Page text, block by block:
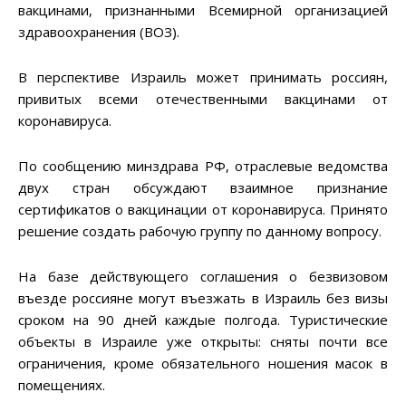
вакцинами, признанными Всемирной организацией
здравоохранения (ВОЗ).
В перспективе Израиль может принимать россиян,
привитых всеми отечественными вакцинами от
коронавируса.
По сообщению минздрава РФ, отраслевые ведомства
двух стран обсуждают взаимное признание
сертификатов о вакцинации от коронавируса. Принято
решение создать рабочую группу по данному вопросу.
На базе действующего соглашения о безвизовом
въезде россияне могут въезжать в Израиль без визы
сроком на 90 дней каждые полгода. Туристические
объекты в Израиле уже открыты: сняты почти все
ограничения, кроме обязательного ношения масок в
помещениях.